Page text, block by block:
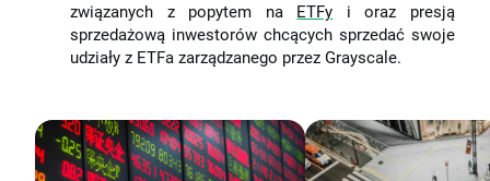
związanych z popytem na ETFy i oraz presją
sprzedażową inwestorów chcących sprzedać swoje
udziały z ETFa zarządzanego przez Grayscale.